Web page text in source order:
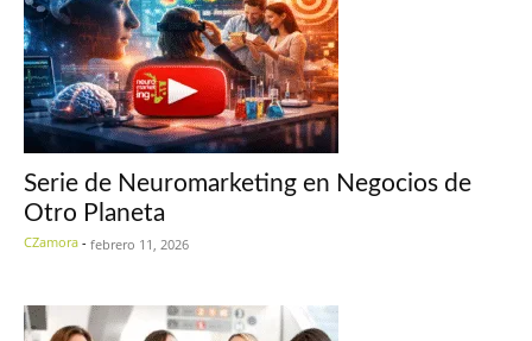
Serie de Neuromarketing en Negocios de
Otro Planeta
CZamora - febrero 11, 2026